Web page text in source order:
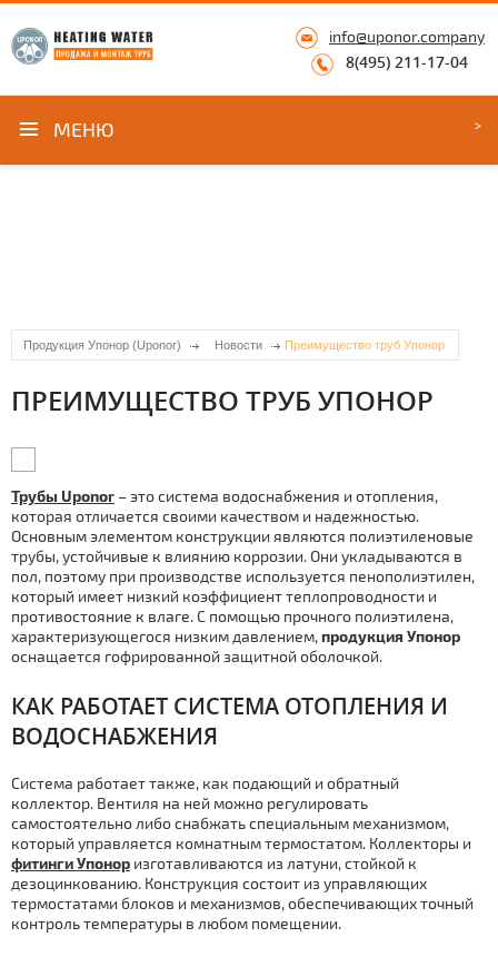
info@uponor.company
8(495) 211-17-04
МЕНЮ
Продукция Упонор (Uponor) Новости Преимущество труб Упонор
ПРЕИМУЩЕСТВО ТРУБ УПОНОР
Трубы Uponor – это система водоснабжения и отопления,
которая отличается своими качеством и надежностью.
Основным элементом конструкции являются полиэтиленовые
трубы, устойчивые к влиянию коррозии. Они укладываются в
пол, поэтому при производстве используется пенополиэтилен,
который имеет низкий коэффициент теплопроводности и
противостояние к влаге. С помощью прочного полиэтилена,
характеризующегося низким давлением,продукция Упонор
оснащается гофрированной защитной оболочкой.
КАК РАБОТАЕТ СИСТЕМА ОТОПЛЕНИЯ И
ВОДОСНАБЖЕНИЯ
Система работает также, как подающий и обратный
коллектор. Вентиля на ней можно регулировать
самостоятельно либо снабжать специальным механизмом,
который управляется комнатным термостатом. Коллекторы и
фитинги Упонор изготавливаются из латуни, стойкой к
дезоцинкованию. Конструкция состоит из управляющих
термостатами блоков и механизмов, обеспечивающих точный
контроль температуры в любом помещении.